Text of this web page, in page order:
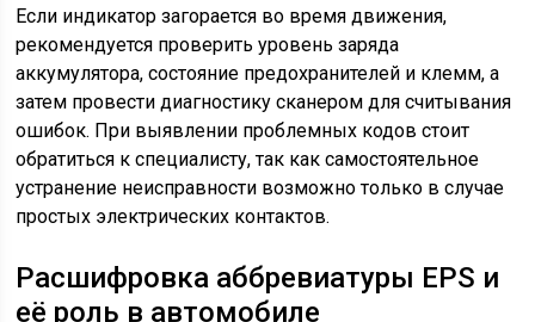
Если индикатор загорается во время движения,
рекомендуется проверить уровень заряда
аккумулятора, состояние предохранителей и клемм, а
затем провести диагностику сканером для считывания
ошибок. При выявлении проблемных кодов стоит
обратиться к специалисту, так как самостоятельное
устранение неисправности возможно только в случае
простых электрических контактов.
Расшифровка аббревиатуры EPS и
её роль в автомобиле